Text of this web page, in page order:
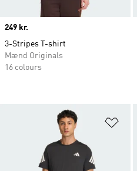
Price
249 kr.
3-Stripes T-shirt
Mænd Originals
16 colours